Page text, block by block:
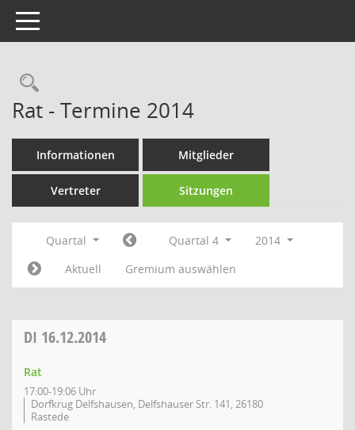
Toggle navigation
Rechercheauswahl
Rat - Termine 2014
Informationen Mitglieder
Vertreter Sitzungen
Quartal Quartal 4
2014
Aktuell
Gremium auswählen
DI 16.12.2014
Rat
17:00-19:06 Uhr
Dorfkrug Delfshausen, Delfshauser Str. 141, 26180
Rastede